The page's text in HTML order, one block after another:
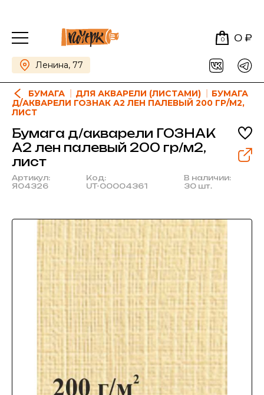
0 0 ₽
Ленина, 77
БУМАГА ДЛЯ АКВАРЕЛИ (ЛИСТАМИ)
БУМАГА
Д/АКВАРЕЛИ ГОЗНАК А2 ЛЕН ПАЛЕВЫЙ 200 ГР/М2,
ЛИСТ
Бумага д/акварели ГОЗНАК
А2 лен палевый 200 гр/м2,
лист
Артикул:
Я04326
Код:
UT-00004361
В наличии:
30 шт.